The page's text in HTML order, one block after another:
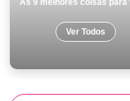
Ver Todos